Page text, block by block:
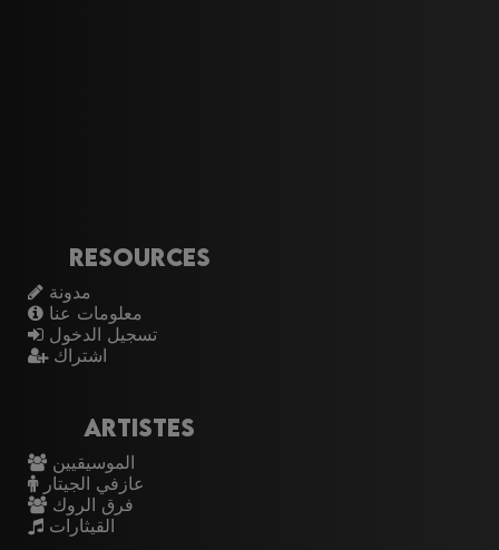
Resources
مدونة
معلومات عنا
تسجيل الدخول
اشتراك
Artistes
الموسيقيين
عازفي الجيتار
فرق الروك
القيثارات